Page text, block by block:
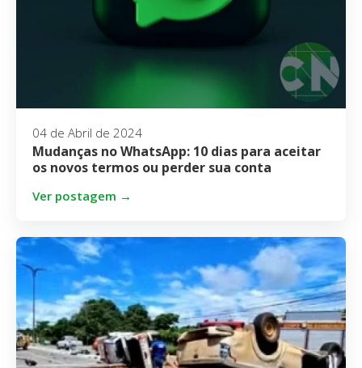
04 de Abril de 2024
Mudanças no WhatsApp: 10 dias para aceitar
os novos termos ou perder sua conta
Ver postagem →